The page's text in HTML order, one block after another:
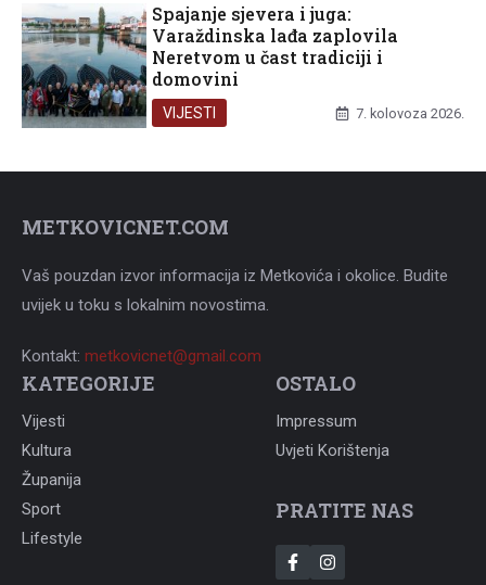
Spajanje sjevera i juga:
Varaždinska lađa zaplovila
Neretvom u čast tradiciji i
domovini
VIJESTI 7. kolovoza 2026.
METKOVICNET.COM
Vaš pouzdan izvor informacija iz Metkovića i okolice. Budite
uvijek u toku s lokalnim novostima.
Kontakt: metkovicnet@gmail.com
KATEGORIJE
Vijesti
Kultura
Županija
Sport
Lifestyle
OSTALO
Impressum
Uvjeti Korištenja
PRATITE NAS